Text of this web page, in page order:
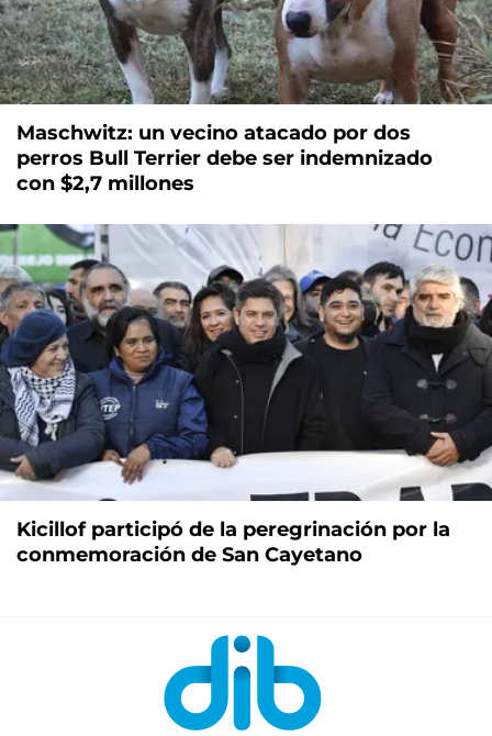
Maschwitz: un vecino atacado por dos
perros Bull Terrier debe ser indemnizado
con $2,7 millones
Kicillof participó de la peregrinación por la
conmemoración de San Cayetano